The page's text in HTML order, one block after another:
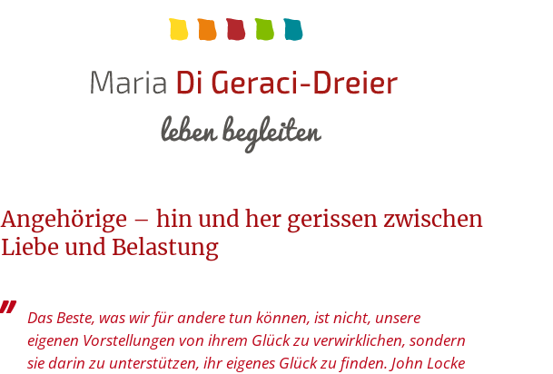
Angehörige – hin und her gerissen zwischen
Liebe und Belastung
Das Beste, was wir für andere tun können, ist nicht, unsere
eigenen Vorstellungen von ihrem Glück zu verwirklichen, sondern
sie darin zu unterstützen, ihr eigenes Glück zu finden. John Locke